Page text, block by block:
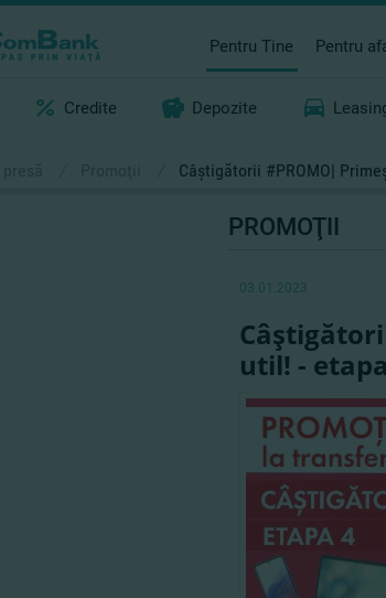
Pentru Tine Pentru
Credite Depozite
Câştigătorii #PROMO|
PROMOŢII
03.01.2023
util! -